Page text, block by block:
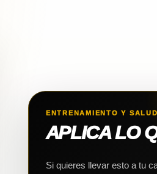
ENTRENAMIENTO Y SALUD
APLICA LO
Si quieres llevar esto a tu